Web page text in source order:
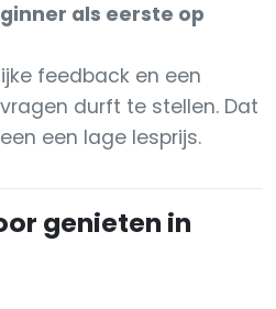
als eerste op
feedback en een
durft te stellen. Dat
een lage lesprijs.
genieten in